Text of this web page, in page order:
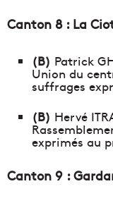
Canton 8 : La
(B) Patrick
Union du
suffrages
(B) Hervé
exprimés au
Canton 9 :